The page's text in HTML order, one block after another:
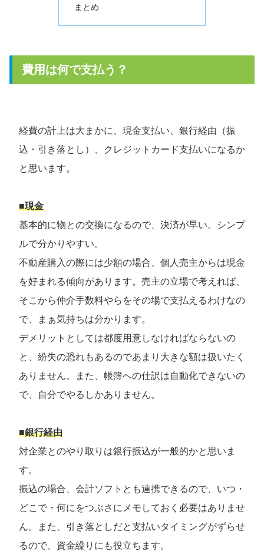
まとめ
費用は何で支払う？
経費の計上は大まかに、現金支払い、銀行経由（振
込・引き落とし）、クレジットカード支払いになるか
と思います。
■現金
基本的に物との交換になるので、決済が早い。シンプ
ルで分かりやすい。
不動産購入の際には少額の場合、個人売主からは現金
を好まれる傾向があります。売主の立場で考えれば、
そこから仲介手数料やらをその場で支払えるわけなの
で、まぁ気持ちは分かります。
デメリットとしては都度用意しなければならないの
と、紛失の恐れもあるのであまり大きな額は扱いたく
ありません。また、帳簿への仕訳は自動化できないの
で、自分でやるしかありません。
■銀行経由
対企業とのやり取りは銀行振込が一般的かと思いま
す。
振込の場合、会計ソフトとも連携できるので、いつ・
どこで・何にをつぶさにメモしておく必要はありませ
ん。また、引き落としだと支払いタイミングがずらせ
るので、資金繰りにも役立ちます。